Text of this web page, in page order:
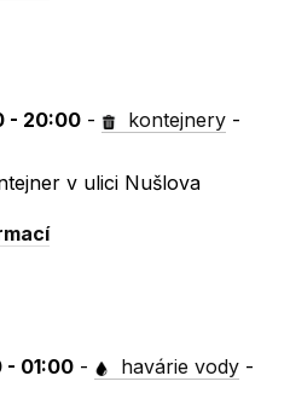
- 20:00 - kontejnery -
v ulici Nušlova
- 01:00 - havárie vody -